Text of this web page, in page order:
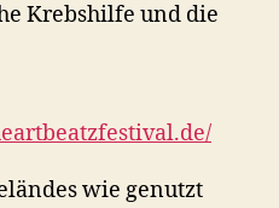
Krebshilfe und die
wie genutzt